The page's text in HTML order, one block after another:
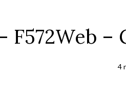
F572Web
4